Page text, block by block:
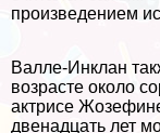
произведением
Валле-Инклан
возрасте около
актрисе
двенадцать лет